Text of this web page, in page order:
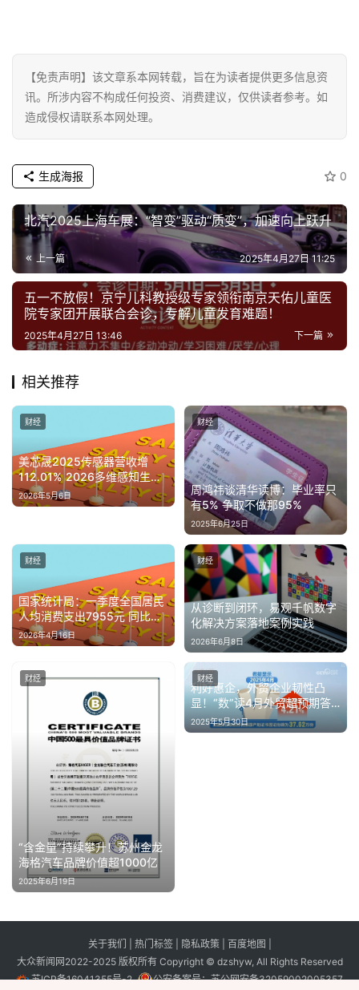
【免责声明】该文章系本网转载，旨在为读者提供更多信息资
讯。所涉内容不构成任何投资、消费建议，仅供读者参考。如
造成侵权请联系本网处理。
0
生成海报
北汽2025上海车展：“智变”驱动“质变”，加速向上跃升
上一篇 2025年4月27日 11:25
五一不放假！京宁儿科教授级专家领衔南京天佑儿童医
院专家团开展联合会诊，专解儿童发育难题！
下一篇
2025年4月27日 13:46
相关推荐
美芯晟2025传感器营收增
112.01% 2026多维感知生态
加速落地
2026年5月6日
财经
周鸿祎谈清华读博：毕业率只
有5% 争取不做那95%
2025年6月25日
财经
国家统计局：一季度全国居民
人均消费支出7955元 同比名
义增长3.6%
2026年4月16日
财经
从诊断到闭环，易观千帆数字
化解决方案落地案例实践
2026年6月8日
财经
“含金量”持续攀升！苏州金龙
海格汽车品牌价值超1000亿
2025年6月19日
财经
利好惠企，外贸企业韧性凸
显！“数”读4月外贸超预期答
卷
2025年5月30日
财经
关于我们 热门标签 隐私政策 百度地图
大众新闻网2022-2025 版权所有 Copyright © dzshyw, All Rights Reserved
苏ICP备16041355号-2
公安备案号：苏公网安备32059002005357